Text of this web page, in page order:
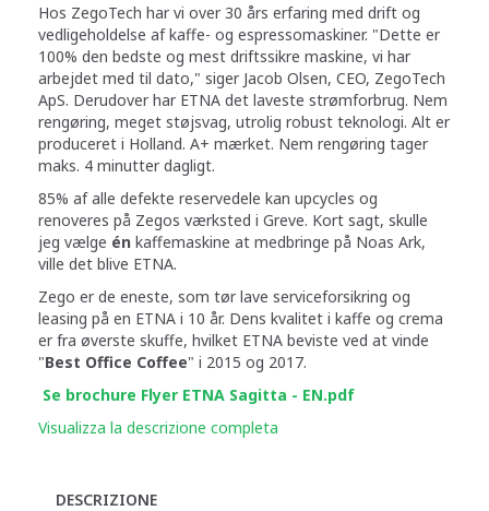
Hos ZegoTech har vi over 30 års erfaring med drift og
vedligeholdelse af kaffe- og espressomaskiner. "Dette er
100% den bedste og mest driftssikre maskine, vi har
arbejdet med til dato," siger Jacob Olsen, CEO, ZegoTech
ApS. Derudover har ETNA det laveste strømforbrug. Nem
rengøring, meget støjsvag, utrolig robust teknologi. Alt er
produceret i Holland. A+ mærket. Nem rengøring tager
maks. 4 minutter dagligt.
85% af alle defekte reservedele kan upcycles og
renoveres på Zegos værksted i Greve. Kort sagt, skulle
jeg vælge én kaffemaskine at medbringe på Noas Ark,
ville det blive ETNA.
Zego er de eneste, som tør lave serviceforsikring og
leasing på en ETNA i 10 år. Dens kvalitet i kaffe og crema
er fra øverste skuffe, hvilket ETNA beviste ved at vinde
"Best Office Coffee" i 2015 og 2017.
Se brochure Flyer ETNA Sagitta - EN.pdf
Visualizza la descrizione completa
DESCRIZIONE